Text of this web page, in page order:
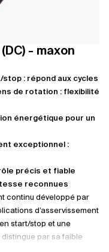
- maxon
: répond aux cycles
de rotation : flexibilité
énergétique pour un
exceptionnel :
précis et fiable
reconnues
continu développé par
d’asservissement
start/stop et une
par sa faible